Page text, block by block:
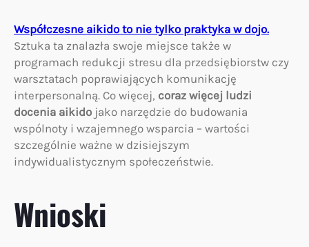
Współczesne aikido to nie tylko praktyka w dojo.
Sztuka ta znalazła swoje miejsce także w
programach redukcji stresu dla przedsiębiorstw czy
warsztatach poprawiających komunikację
interpersonalną. Co więcej, coraz więcej ludzi
docenia aikido jako narzędzie do budowania
wspólnoty i wzajemnego wsparcia – wartości
szczególnie ważne w dzisiejszym
indywidualistycznym społeczeństwie.
Wnioski